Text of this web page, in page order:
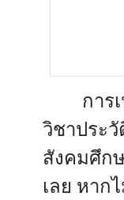
การ
วิชาประ
สังคมศึก
เลย หาก